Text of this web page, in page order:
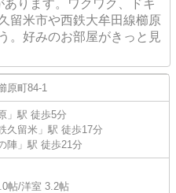
ります。ワクワク、ドキ
留米市や西鉄大牟田線櫛原
。好みのお部屋がきっと見
原町84-1
」駅 徒歩5分
久留米 」駅 徒歩17分
陣 」駅 徒歩21分
帖/洋室 3.2帖